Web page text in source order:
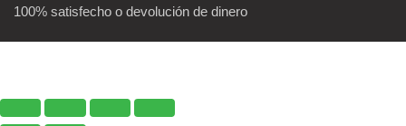
100% satisfecho o devolución de dinero